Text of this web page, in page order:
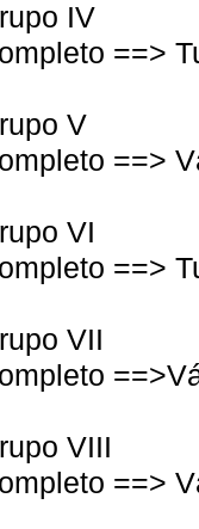
IV
==>
V
==>
VI
==>
VII
VIII
==>